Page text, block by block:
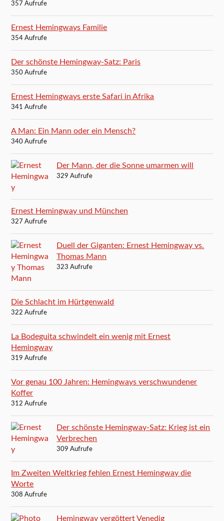
357 Aufrufe
Ernest Hemingways Familie
354 Aufrufe
Der schönste Hemingway-Satz: Paris
350 Aufrufe
Ernest Hemingways erste Safari in Afrika
341 Aufrufe
A Man: Ein Mann oder ein Mensch?
340 Aufrufe
Der Mann, der die Sonne umarmen will
329 Aufrufe
Ernest Hemingway und München
327 Aufrufe
Duell der Giganten: Ernest Hemingway vs.
Thomas Mann
323 Aufrufe
Die Schlacht im Hürtgenwald
322 Aufrufe
La Bodeguita schwindelt ein wenig mit Ernest
Hemingway
319 Aufrufe
Vor genau 100 Jahren: Hemingways verschwundener
Koffer
312 Aufrufe
Der schönste Hemingway-Satz: Krieg ist ein
Verbrechen
309 Aufrufe
Im Zweiten Weltkrieg fehlen Ernest Hemingway die
Worte
308 Aufrufe
Hemingway vergöttert Venedig